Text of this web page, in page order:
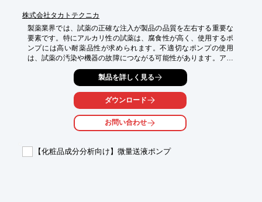
株式会社タカトテクニカ
製薬業界では、試薬の正確な注入が製品の品質を左右する重要な
要素です。特にアルカリ性の試薬は、腐食性が高く、使用するポ
ンプには高い耐薬品性が求められます。不適切なポンプの使用
は、試薬の汚染や機器の故障につながる可能性があります。アル
カリ液対応 TSPポンプ BSモデルは、耐腐食性に優れた材質を使
用し、アルカリ性試薬の微量定量注入に最適です。
【活用シーン】
・分析機器への供給
・試薬の正確な注入による品質向上
製品を詳しく見る
ダウンロード
お問い合わせ
【化粧品成分分析向け】微量送液ポンプ